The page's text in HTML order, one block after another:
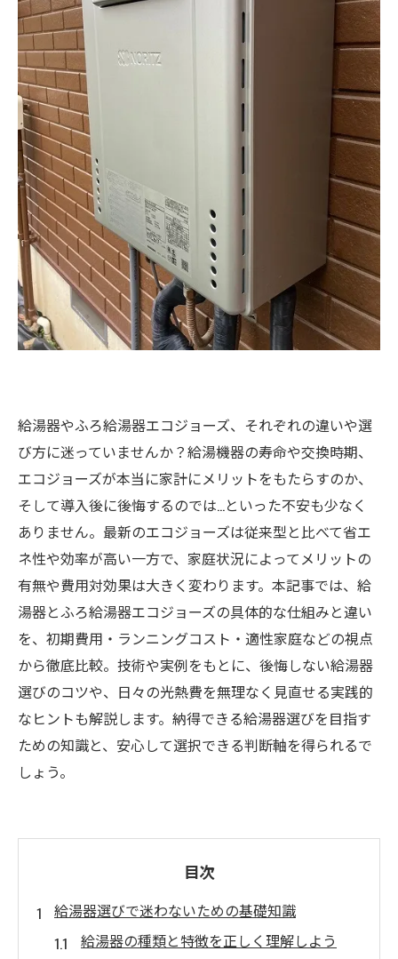
給湯器やふろ給湯器エコジョーズ、それぞれの違いや選
び方に迷っていませんか？給湯機器の寿命や交換時期、
エコジョーズが本当に家計にメリットをもたらすのか、
そして導入後に後悔するのでは…といった不安も少なく
ありません。最新のエコジョーズは従来型と比べて省エ
ネ性や効率が高い一方で、家庭状況によってメリットの
有無や費用対効果は大きく変わります。本記事では、給
湯器とふろ給湯器エコジョーズの具体的な仕組みと違い
を、初期費用・ランニングコスト・適性家庭などの視点
から徹底比較。技術や実例をもとに、後悔しない給湯器
選びのコツや、日々の光熱費を無理なく見直せる実践的
なヒントも解説します。納得できる給湯器選びを目指す
ための知識と、安心して選択できる判断軸を得られるで
しょう。
目次
給湯器選びで迷わないための基礎知識
給湯器の種類と特徴を正しく理解しよう